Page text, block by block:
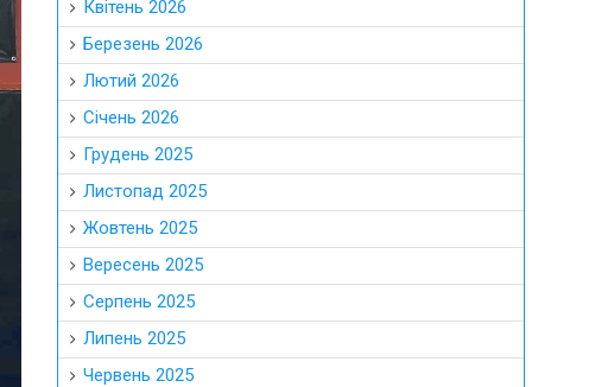
Квітень 2026
Березень 2026
Лютий 2026
Січень 2026
Грудень 2025
Листопад 2025
Жовтень 2025
Вересень 2025
Серпень 2025
Липень 2025
Червень 2025